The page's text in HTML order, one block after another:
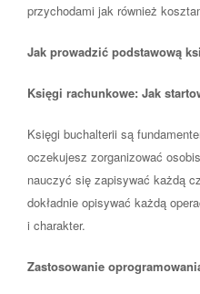
przychodami jak również
Jak prowadzić podstawową
Księgi rachunkowe: Jak
Księgi buchalterii są
oczekujesz zorganizować
nauczyć się zapisywać każdą
dokładnie opisywać każdą
i charakter.
Zastosowanie